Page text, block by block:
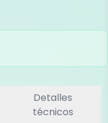
Detalles
técnicos